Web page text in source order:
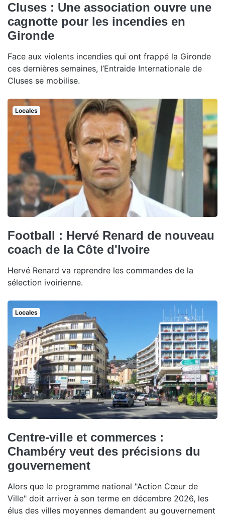
Cluses : Une association ouvre une
cagnotte pour les incendies en
Gironde
Face aux violents incendies qui ont frappé la Gironde
ces dernières semaines, l’Entraide Internationale de
Cluses se mobilise.
Locales
Football : Hervé Renard de nouveau
coach de la Côte d'Ivoire
Hervé Renard va reprendre les commandes de la
sélection ivoirienne.
Locales
Centre-ville et commerces :
Chambéry veut des précisions du
gouvernement
Alors que le programme national "Action Cœur de
Ville" doit arriver à son terme en décembre 2026, les
élus des villes moyennes demandent au gouvernement